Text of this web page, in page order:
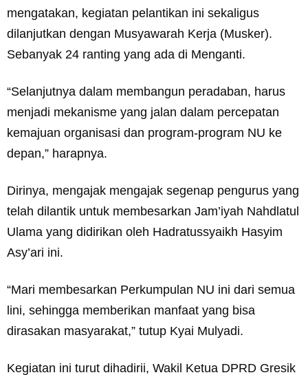
mengatakan, kegiatan pelantikan ini sekaligus
dilanjutkan dengan Musyawarah Kerja (Musker).
Sebanyak 24 ranting yang ada di Menganti.
“Selanjutnya dalam membangun peradaban, harus
menjadi mekanisme yang jalan dalam percepatan
kemajuan organisasi dan program-program NU ke
depan,” harapnya.
Dirinya, mengajak mengajak segenap pengurus yang
telah dilantik untuk membesarkan Jam’iyah Nahdlatul
Ulama yang didirikan oleh Hadratussyaikh Hasyim
Asy’ari ini.
“Mari membesarkan Perkumpulan NU ini dari semua
lini, sehingga memberikan manfaat yang bisa
dirasakan masyarakat,” tutup Kyai Mulyadi.
Kegiatan ini turut dihadirii, Wakil Ketua DPRD Gresik